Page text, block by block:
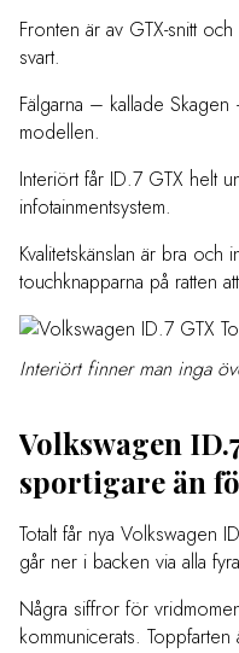
Fronten är av GTX-snitt
svart.
Fälgarna – kallade
modellen.
Interiört får ID.7 GTX helt
infotainmentsystem.
Kvalitetskänslan är bra och
touchknapparna på ratten
Interiört finner man inga
Volkswagen
sportigare än
Totalt får nya Volkswagen
går ner i backen via alla
Några siffror för
kommunicerats.